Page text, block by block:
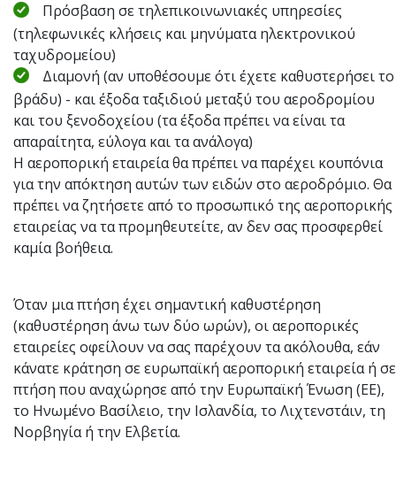
Πρόσβαση σε τηλεπικοινωνιακές υπηρεσίες
(τηλεφωνικές κλήσεις και μηνύματα ηλεκτρονικού
ταχυδρομείου)
Διαμονή (αν υποθέσουμε ότι έχετε καθυστερήσει το
βράδυ) - και έξοδα ταξιδιού μεταξύ του αεροδρομίου
και του ξενοδοχείου (τα έξοδα πρέπει να είναι τα
απαραίτητα, εύλογα και τα ανάλογα)
Η αεροπορική εταιρεία θα πρέπει να παρέχει κουπόνια
για την απόκτηση αυτών των ειδών στο αεροδρόμιο. Θα
πρέπει να ζητήσετε από το προσωπικό της αεροπορικής
εταιρείας να τα προμηθευτείτε, αν δεν σας προσφερθεί
καμία βοήθεια.
Όταν μια πτήση έχει σημαντική καθυστέρηση
(καθυστέρηση άνω των δύο ωρών), οι αεροπορικές
εταιρείες οφείλουν να σας παρέχουν τα ακόλουθα, εάν
κάνατε κράτηση σε ευρωπαϊκή αεροπορική εταιρεία ή σε
πτήση που αναχώρησε από την Ευρωπαϊκή Ένωση (ΕΕ),
το Ηνωμένο Βασίλειο, την Ισλανδία, το Λιχτενστάιν, τη
Νορβηγία ή την Ελβετία.